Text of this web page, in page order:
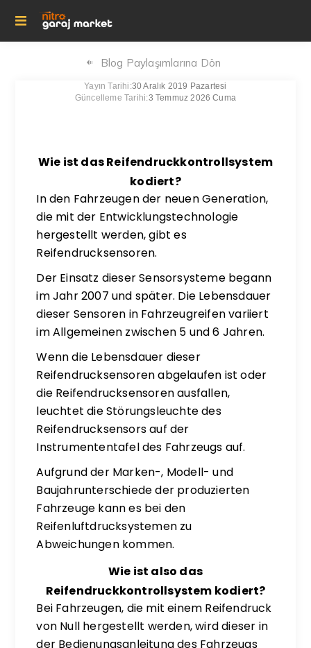
Blog Paylaşımlarına Dön
Yayın Tarihi:30 Aralık 2019 Pazartesi
Güncelleme Tarihi:3 Temmuz 2026 Cuma
Wie ist das Reifendruckkontrollsystem
kodiert?
In den Fahrzeugen der neuen Generation,
die mit der Entwicklungstechnologie
hergestellt werden, gibt es
Reifendrucksensoren.
Der Einsatz dieser Sensorsysteme begann
im Jahr 2007 und später. Die Lebensdauer
dieser Sensoren in Fahrzeugreifen variiert
im Allgemeinen zwischen 5 und 6 Jahren.
Wenn die Lebensdauer dieser
Reifendrucksensoren abgelaufen ist oder
die Reifendrucksensoren ausfallen,
leuchtet die Störungsleuchte des
Reifendrucksensors auf der
Instrumententafel des Fahrzeugs auf.
Aufgrund der Marken-, Modell- und
Baujahrunterschiede der produzierten
Fahrzeuge kann es bei den
Reifenluftdrucksystemen zu
Abweichungen kommen.
Wie ist also das
Reifendruckkontrollsystem kodiert?
Bei Fahrzeugen, die mit einem Reifendruck
von Null hergestellt werden, wird dieser in
der Bedienungsanleitung des Fahrzeugs